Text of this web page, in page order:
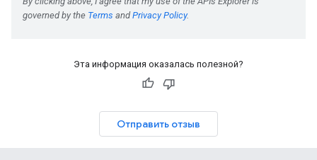
Эта информация оказалась полезной?
Отправить отзыв